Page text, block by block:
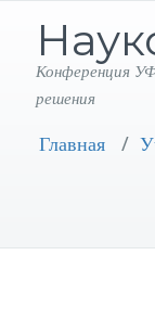
Конференция
решения
Главная /